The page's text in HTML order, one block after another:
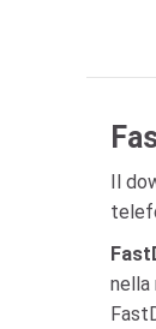
Il
nella